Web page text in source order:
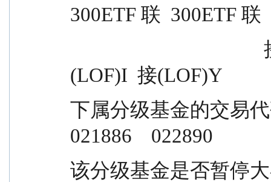
300ETF 联  300ETF 联
(LOF)I  接(LOF)Y
下属分级基金的交易代
021886    022890
该分级基金是否暂停